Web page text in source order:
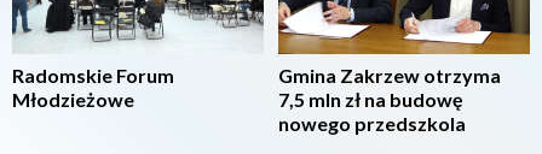
Radomskie Forum
Młodzieżowe
Gmina Zakrzew otrzyma
7,5 mln zł na budowę
nowego przedszkola